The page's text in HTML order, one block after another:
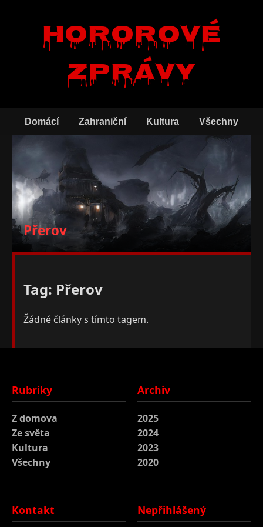
Hororové
zprávy
Domácí Zahraniční Kultura Všechny
Přerov
Tag: Přerov
Žádné články s tímto tagem.
Rubriky
Z domova
Ze světa
Kultura
Všechny
Archiv
2025
2024
2023
2020
Kontakt Nepřihlášený